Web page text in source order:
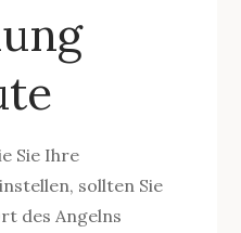
Sie Ihre
sollten Sie
des Angelns